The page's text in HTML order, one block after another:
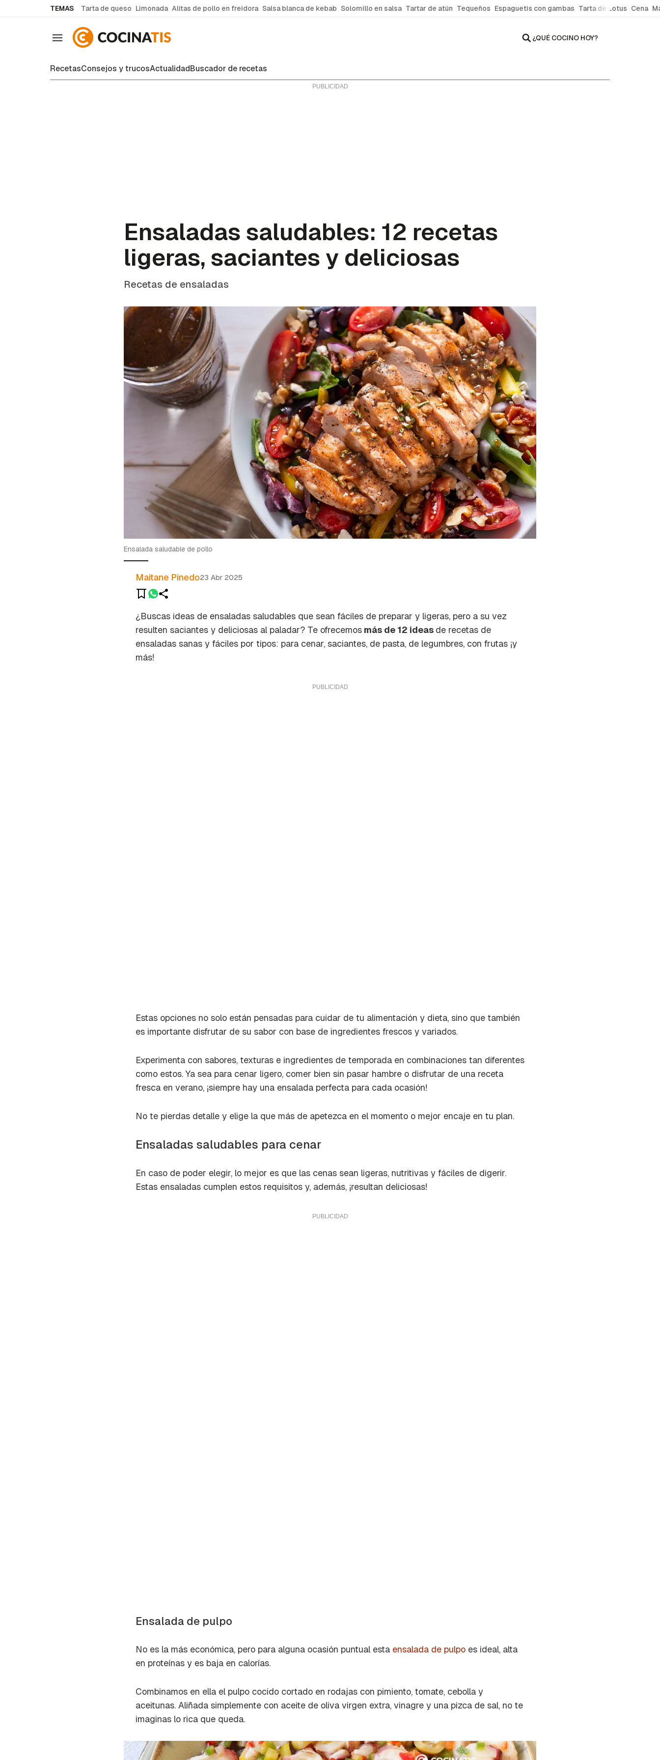
TEMAS Tarta de queso Limonada Alitas de pollo en freidora Salsa blanca de kebab Solomillo en salsa Tartar de atún Tequeños Espaguetis con gambas Tarta de Lotus Cena
Navegación ¿QUÉ COCINO HOY?
RecetasConsejos y trucosActualidadBuscador de recetas
Ensaladas saludables: 12 recetas
ligeras, saciantes y deliciosas
Recetas de ensaladas
Ensalada saludable de pollo
Maitane Pinedo23 Abr 2025
Guardar como favorito
Para poder guardar como favorito, primero has de iniciar sesión con tu
¿Buscas ideas de ensaladas saludables que sean fáciles de preparar y ligeras, pero a su vez
resulten saciantes y deliciosas al paladar? Te ofrecemos más de 12 ideas de recetas de
ensaladas sanas y fáciles por tipos: para cenar, saciantes, de pasta, de legumbres, con frutas ¡y
más!
Estas opciones no solo están pensadas para cuidar de tu alimentación y dieta, sino que también
es importante disfrutar de su sabor con base de ingredientes frescos y variados.
Experimenta con sabores, texturas e ingredientes de temporada en combinaciones tan diferentes
como estos. Ya sea para cenar ligero, comer bien sin pasar hambre o disfrutar de una receta
fresca en verano, ¡siempre hay una ensalada perfecta para cada ocasión!
No te pierdas detalle y elige la que más de apetezca en el momento o mejor encaje en tu plan.
Ensaladas saludables para cenar
En caso de poder elegir, lo mejor es que las cenas sean ligeras, nutritivas y fáciles de digerir.
Estas ensaladas cumplen estos requisitos y, además, ¡resultan deliciosas!
Ensalada de pulpo
No es la más económica, pero para alguna ocasión puntual esta ensalada de pulpo es ideal, alta
en proteínas y es baja en calorías.
Combinamos en ella el pulpo cocido cortado en rodajas con pimiento, tomate, cebolla y
aceitunas. Aliñada simplemente con aceite de oliva virgen extra, vinagre y una pizca de sal, no te
imaginas lo rica que queda.
Contenido enviado
ACEPTAR